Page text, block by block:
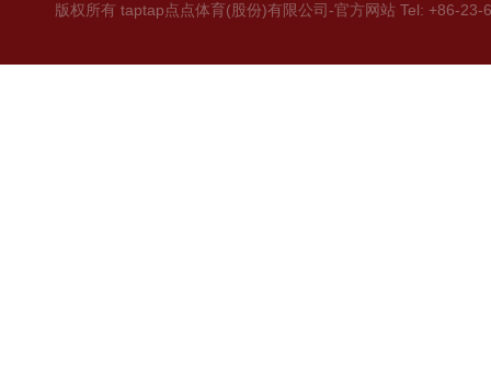
版权所有 taptap点点体育(股份)有限公司-官方网站 Tel: +86-23-